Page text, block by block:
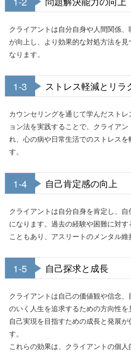
クライアントは自分自身や人間関係
が向上し、より効果的な対処方法を
なります。
1-3 ストレス軽減とリラ
カウンセリングを通じて学んだスト
ョン法を実践することで、クライア
れ、心の病や日常生活でのストレス
す。
1-4 自己肯定感の向上
クライアントは自分自身を肯定し、
になります。過去の経験や困難に対
こともあり、アスリートのメンタル維
1-5 自己探求と成長
クライアントは自己の価値観や信念
のいく人生を追求するための方向性を
自己実現を目指すための成長と発展
す。
これらの効果は、クライアントの個